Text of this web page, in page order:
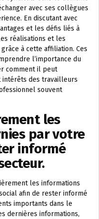
avec ses collègues
En discutant avec
et les défis liés à
réalisations et les
à cette affiliation. Ces
l’importance du
comment il peut
des travailleurs
souvent
les
par votre
informé
les informations
afin de rester informé
importants dans le
dernières informations,